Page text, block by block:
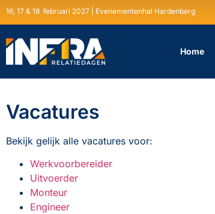
16, 17 & 18 februari 2027 | Evenementenhal Hardenberg
Home
Vacatures
Bekijk gelijk alle vacatures voor:
Werkvoorbereider
Uitvoerder
Monteur
Engineer